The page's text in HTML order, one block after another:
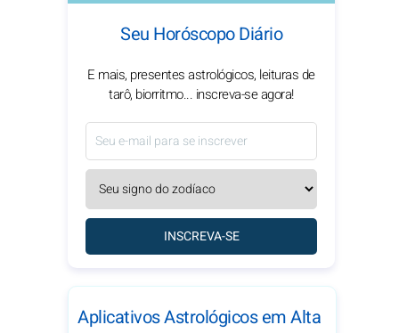
Seu Horóscopo Diário
E mais, presentes astrológicos, leituras de
tarô, biorritmo... inscreva-se agora!
INSCREVA-SE
Aplicativos Astrológicos em Alta